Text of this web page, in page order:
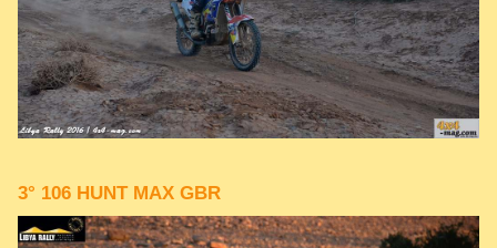
3° 106 HUNT MAX GBR